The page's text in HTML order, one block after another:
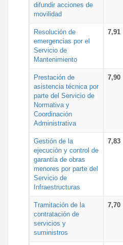
difundir acciones de
movilidad
Resolución de
emergencias por el
Servicio de
Mantenimiento
7,91
Prestación de
asistencia técnica por
parte del Servicio de
Normativa y
Coordinación
Administrativa
7,90
Gestión de la
ejecución y control de
garantía de obras
menores por parte del
Servicio de
Infraestructuras
7,83
Tramitación de la
contratación de
servicios y
suministros
7,70